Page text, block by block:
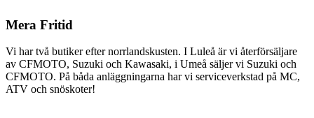
Mera Fritid
Vi har två butiker efter norrlandskusten. I Luleå är vi återförsäljare
av CFMOTO, Suzuki och Kawasaki, i Umeå säljer vi Suzuki och
CFMOTO. På båda anläggningarna har vi serviceverkstad på MC,
ATV och snöskoter!